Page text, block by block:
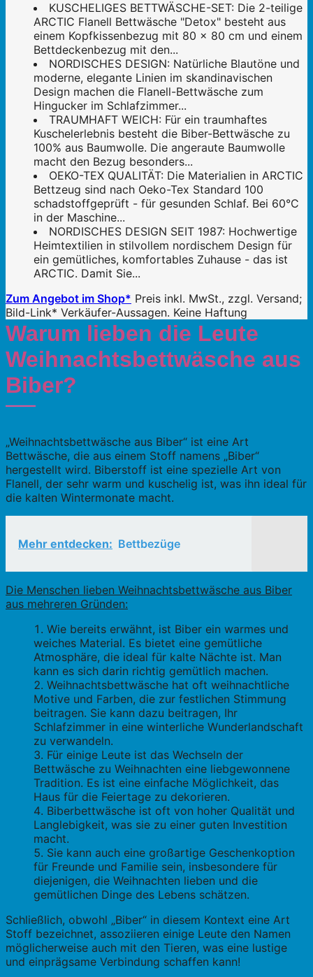
KUSCHELIGES BETTWÄSCHE-SET: Die 2-teilige
ARCTIC Flanell Bettwäsche "Detox" besteht aus
einem Kopfkissenbezug mit 80 x 80 cm und einem
Bettdeckenbezug mit den...
NORDISCHES DESIGN: Natürliche Blautöne und
moderne, elegante Linien im skandinavischen
Design machen die Flanell-Bettwäsche zum
Hingucker im Schlafzimmer...
TRAUMHAFT WEICH: Für ein traumhaftes
Kuschelerlebnis besteht die Biber-Bettwäsche zu
100% aus Baumwolle. Die angeraute Baumwolle
macht den Bezug besonders...
OEKO-TEX QUALITÄT: Die Materialien in ARCTIC
Bettzeug sind nach Oeko-Tex Standard 100
schadstoffgeprüft - für gesunden Schlaf. Bei 60°C
in der Maschine...
NORDISCHES DESIGN SEIT 1987: Hochwertige
Heimtextilien in stilvollem nordischem Design für
ein gemütliches, komfortables Zuhause - das ist
ARCTIC. Damit Sie...
Zum Angebot im Shop* Preis inkl. MwSt., zzgl. Versand;
Bild-Link* Verkäufer-Aussagen. Keine Haftung
Warum lieben die Leute
Weihnachtsbettwäsche aus
Biber?
„Weihnachtsbettwäsche aus Biber“ ist eine Art
Bettwäsche, die aus einem Stoff namens „Biber“
hergestellt wird. Biberstoff ist eine spezielle Art von
Flanell, der sehr warm und kuschelig ist, was ihn ideal für
die kalten Wintermonate macht.
Mehr entdecken: Bettbezüge
Die Menschen lieben Weihnachtsbettwäsche aus Biber
aus mehreren Gründen:
Wie bereits erwähnt, ist Biber ein warmes und
weiches Material. Es bietet eine gemütliche
Atmosphäre, die ideal für kalte Nächte ist. Man
kann es sich darin richtig gemütlich machen.
Weihnachtsbettwäsche hat oft weihnachtliche
Motive und Farben, die zur festlichen Stimmung
beitragen. Sie kann dazu beitragen, Ihr
Schlafzimmer in eine winterliche Wunderlandschaft
zu verwandeln.
Für einige Leute ist das Wechseln der
Bettwäsche zu Weihnachten eine liebgewonnene
Tradition. Es ist eine einfache Möglichkeit, das
Haus für die Feiertage zu dekorieren.
Biberbettwäsche ist oft von hoher Qualität und
Langlebigkeit, was sie zu einer guten Investition
macht.
Sie kann auch eine großartige Geschenkoption
für Freunde und Familie sein, insbesondere für
diejenigen, die Weihnachten lieben und die
gemütlichen Dinge des Lebens schätzen.
Schließlich, obwohl „Biber“ in diesem Kontext eine Art
Stoff bezeichnet, assoziieren einige Leute den Namen
möglicherweise auch mit den Tieren, was eine lustige
und einprägsame Verbindung schaffen kann!